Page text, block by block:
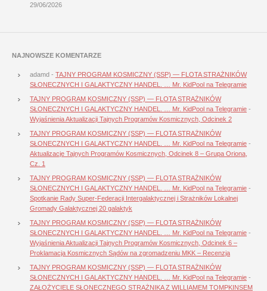
29/06/2026
NAJNOWSZE KOMENTARZE
adamd - TAJNY PROGRAM KOSMICZNY (SSP) — FLOTA STRAŻNIKÓW
SŁONECZNYCH I GALAKTYCZNY HANDEL. … Mr. KidPool na Telegramie
TAJNY PROGRAM KOSMICZNY (SSP) — FLOTA STRAŻNIKÓW
SŁONECZNYCH I GALAKTYCZNY HANDEL. … Mr. KidPool na Telegramie -
Wyjaśnienia Aktualizacji Tajnych Programów Kosmicznych, Odcinek 2
TAJNY PROGRAM KOSMICZNY (SSP) — FLOTA STRAŻNIKÓW
SŁONECZNYCH I GALAKTYCZNY HANDEL. … Mr. KidPool na Telegramie -
Aktualizacje Tajnych Programów Kosmicznych, Odcinek 8 – Grupa Oriona,
Cz. 1
TAJNY PROGRAM KOSMICZNY (SSP) — FLOTA STRAŻNIKÓW
SŁONECZNYCH I GALAKTYCZNY HANDEL. … Mr. KidPool na Telegramie -
Spotkanie Rady Super-Federacji Intergalaktycznej i Strażników Lokalnej
Gromady Galaktycznej 20 galaktyk
TAJNY PROGRAM KOSMICZNY (SSP) — FLOTA STRAŻNIKÓW
SŁONECZNYCH I GALAKTYCZNY HANDEL. … Mr. KidPool na Telegramie -
Wyjaśnienia Aktualizacji Tajnych Programów Kosmicznych, Odcinek 6 –
Proklamacja Kosmicznych Sądów na zgromadzeniu MKK – Recenzja
TAJNY PROGRAM KOSMICZNY (SSP) — FLOTA STRAŻNIKÓW
SŁONECZNYCH I GALAKTYCZNY HANDEL. … Mr. KidPool na Telegramie -
ZAŁOŻYCIELE SŁONECZNEGO STRAŻNIKA Z WILLIAMEM TOMPKINSEM